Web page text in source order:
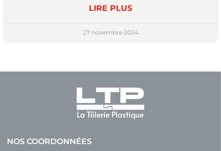
LIRE PLUS
27 novembre 2024
NOS COORDONNÉES